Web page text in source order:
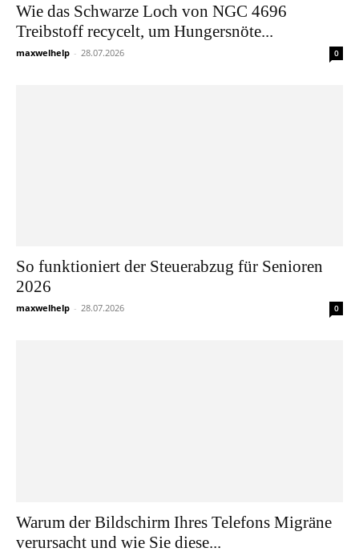
Wie das Schwarze Loch von NGC 4696
Treibstoff recycelt, um Hungersnöte...
maxwelhelp - 28.07.2026 0
So funktioniert der Steuerabzug für Senioren
2026
maxwelhelp - 28.07.2026 0
Warum der Bildschirm Ihres Telefons Migräne
verursacht und wie Sie diese...